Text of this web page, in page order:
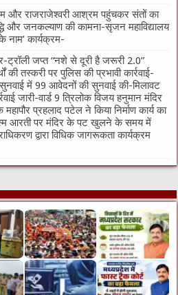
और राजराजेश्वरी आश्रम पहुंचकर संतों का
और जनकल्याण की कामना-सृजन महाविद्यालय
नाम’ कार्यक्रम-
ट्रॉली जप्त “नशे से दूरी है जरूरी 2.0”
तस्करी पर पुलिस की प्रभावी कार्रवाई-
में 99 आवेदनों की सुनवाई की-मिलावट
जारी-वार्ड 9 त्रिलोक विजय हनुमान मंदिर
प्रहलाद पटेल ने किया निर्माण कार्य का
आरती पर मंदिर के पट खुलने के समय में
द्वारा विधिक जागरूकता कार्यक्रम